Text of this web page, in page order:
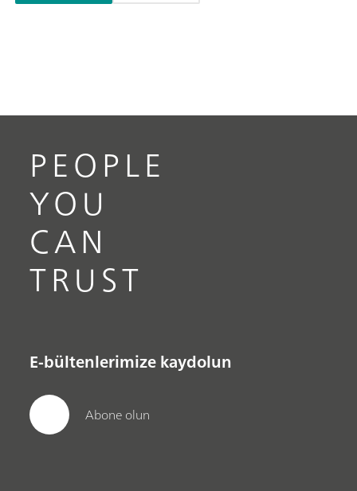
PEOPLE
YOU
CAN
TRUST
E-bültenlerimize kaydolun
Abone olun